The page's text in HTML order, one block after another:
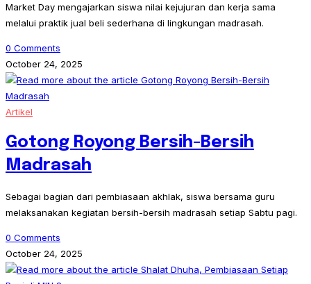
Market Day mengajarkan siswa nilai kejujuran dan kerja sama
melalui praktik jual beli sederhana di lingkungan madrasah.
0 Comments
October 24, 2025
Artikel
Gotong Royong Bersih-Bersih
Madrasah
Sebagai bagian dari pembiasaan akhlak, siswa bersama guru
melaksanakan kegiatan bersih-bersih madrasah setiap Sabtu pagi.
0 Comments
October 24, 2025